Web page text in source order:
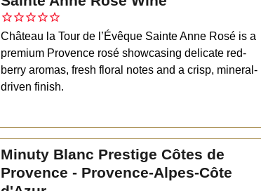
Château la Tour de l’Évêque Sainte Anne Rosé is a
premium Provence rosé showcasing delicate red-
berry aromas, fresh floral notes and a crisp, mineral-
driven finish.
Minuty Blanc Prestige Côtes de
Provence - Provence-Alpes-Côte